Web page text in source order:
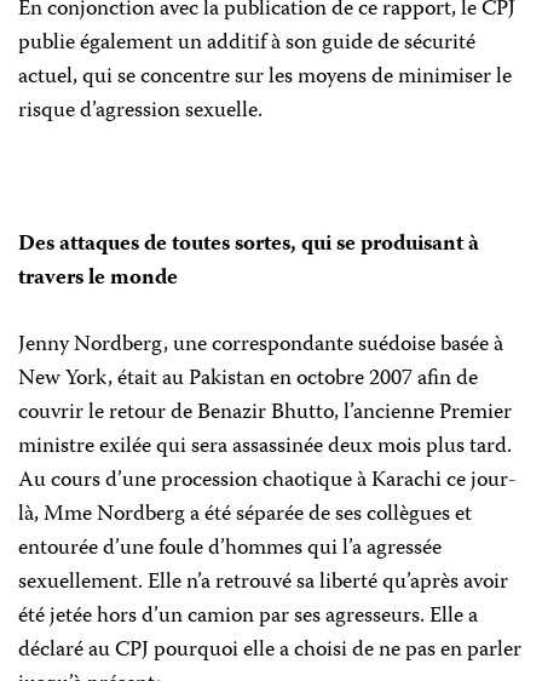
En conjonction avec la publication de ce rapport, le CPJ
publie également un additif à son guide de sécurité
actuel, qui se concentre sur les moyens de minimiser le
risque d’agression sexuelle.
Des attaques de toutes sortes, qui se produisant à
travers le monde
Jenny Nordberg, une correspondante suédoise basée à
New York, était au Pakistan en octobre 2007 afin de
couvrir le retour de Benazir Bhutto, l’ancienne Premier
ministre exilée qui sera assassinée deux mois plus tard.
Au cours d’une procession chaotique à Karachi ce jour-
là, Mme Nordberg a été séparée de ses collègues et
entourée d’une foule d’hommes qui l’a agressée
sexuellement. Elle n’a retrouvé sa liberté qu’après avoir
été jetée hors d’un camion par ses agresseurs. Elle a
déclaré au CPJ pourquoi elle a choisi de ne pas en parler